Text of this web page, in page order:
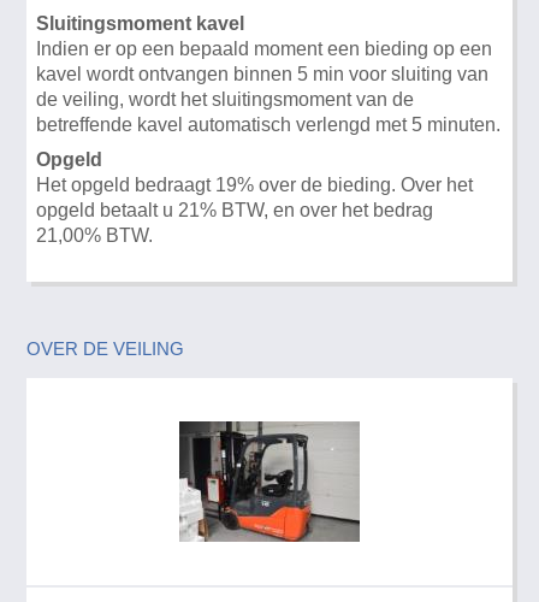
Sluitingsmoment kavel
Indien er op een bepaald moment een bieding op een
kavel wordt ontvangen binnen 5 min voor sluiting van
de veiling, wordt het sluitingsmoment van de
betreffende kavel automatisch verlengd met 5 minuten.
Opgeld
Het opgeld bedraagt 19% over de bieding. Over het
opgeld betaalt u 21% BTW, en over het bedrag
21,00% BTW.
OVER DE VEILING